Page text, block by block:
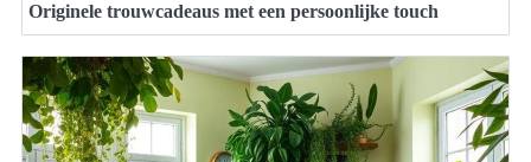
Originele trouwcadeaus met een persoonlijke touch